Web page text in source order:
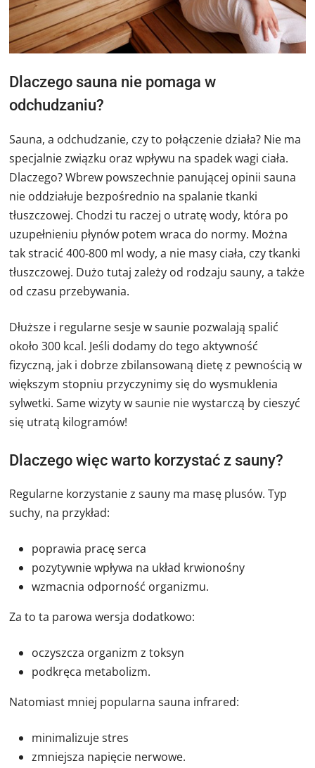
Dlaczego sauna nie pomaga w
odchudzaniu?
Sauna, a odchudzanie, czy to połączenie działa? Nie ma
specjalnie związku oraz wpływu na spadek wagi ciała.
Dlaczego? Wbrew powszechnie panującej opinii sauna
nie oddziałuje bezpośrednio na spalanie tkanki
tłuszczowej. Chodzi tu raczej o utratę wody, która po
uzupełnieniu płynów potem wraca do normy. Można
tak stracić 400-800 ml wody, a nie masy ciała, czy tkanki
tłuszczowej. Dużo tutaj zależy od rodzaju sauny, a także
od czasu przebywania.
Dłuższe i regularne sesje w saunie pozwalają spalić
około 300 kcal. Jeśli dodamy do tego aktywność
fizyczną, jak i dobrze zbilansowaną dietę z pewnością w
większym stopniu przyczynimy się do wysmuklenia
sylwetki. Same wizyty w saunie nie wystarczą by cieszyć
się utratą kilogramów!
Dlaczego więc warto korzystać z sauny?
Regularne korzystanie z sauny ma masę plusów. Typ
suchy, na przykład:
poprawia pracę serca
pozytywnie wpływa na układ krwionośny
wzmacnia odporność organizmu.
Za to ta parowa wersja dodatkowo:
oczyszcza organizm z toksyn
podkręca metabolizm.
Natomiast mniej popularna sauna infrared:
minimalizuje stres
zmniejsza napięcie nerwowe.